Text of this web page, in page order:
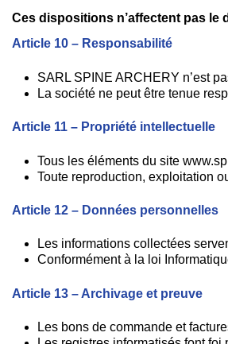
Ces dispositions n’affectent pas le
Article 10 – Responsabilité
SARL SPINE ARCHERY n’est
La société ne peut être tenue
Article 11 – Propriété intellectuelle
Tous les éléments du site
Toute reproduction, exploitation
Article 12 – Données personnelles
Les informations collectées
Conformément à la loi
Article 13 – Archivage et preuve
Les bons de commande et